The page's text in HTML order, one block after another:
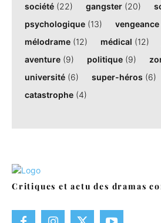
société (22) gangster (20)
psychologique (13) vengeance
mélodrame (12) médical (12)
aventure (9) politique (9)
université (6) super-héros (6)
catastrophe (4)
Critiques et actu des dramas